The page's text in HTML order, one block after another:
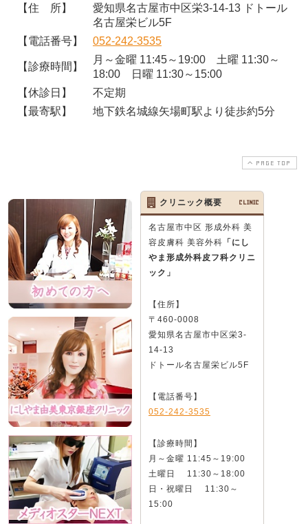
【住 所】
愛知県名古屋市中区栄3-14-13 ドトール
名古屋栄ビル5F
【電話番号】
052-242-3535
【診療時間】
月～金曜 11:45～19:00 土曜 11:30～
18:00 日曜 11:30～15:00
【休診日】
不定期
【最寄駅】
地下鉄名城線矢場町駅より徒歩約5分
PAGE TOP
クリニック概要 CLINIC
名古屋市中区 形成外科 美
容皮膚科 美容外科 「にし
やま形成外科皮フ科クリニ
ック」
【住所】
〒460-0008
愛知県名古屋市中区栄3-
14-13
ドトール名古屋栄ビル5F
【電話番号】
052-242-3535
【診療時間】
月～金曜 11:45～19:00
土曜日 11:30～18:00
日・祝曜日 11:30～
15:00